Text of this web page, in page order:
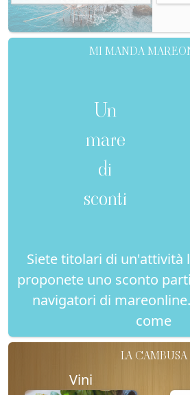
MI MANDA
Un
mare
di
sconti
Siete titolari di un'attività
proponete uno sconto
navigatori di
come
LA CAMBUSA
Vini